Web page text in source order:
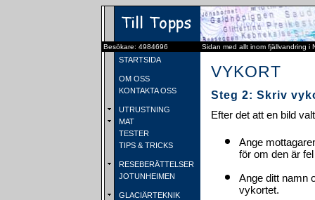
Besökare: 4984696 Sidan med allt inom fjällvandring i
STARTSIDA
OM OSS
KONTAKTA OSS
UTRUSTNING
MAT
TESTER
TIPS & TRICKS
RESEBERÄTTELSER
JOTUNHEIMEN
GLACIÄRTEKNIK
VYKORT
Steg 2: Skriv
Efter det att en bild
Ange
för om den är
Ange ditt namn
vykortet.